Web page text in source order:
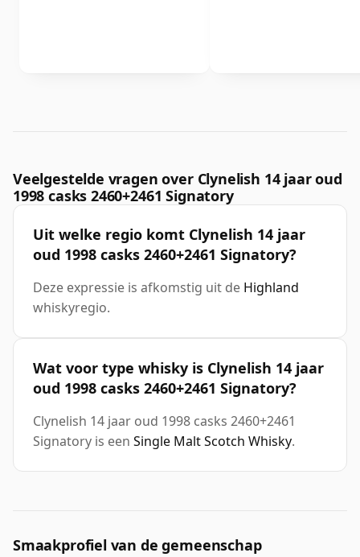
Veelgestelde vragen over Clynelish 14 jaar oud
1998 casks 2460+2461 Signatory
Uit welke regio komt Clynelish 14 jaar
oud 1998 casks 2460+2461 Signatory?
Deze expressie is afkomstig uit de Highland
whiskyregio.
Wat voor type whisky is Clynelish 14 jaar
oud 1998 casks 2460+2461 Signatory?
Clynelish 14 jaar oud 1998 casks 2460+2461
Signatory is een Single Malt Scotch Whisky.
Smaakprofiel van de gemeenschap